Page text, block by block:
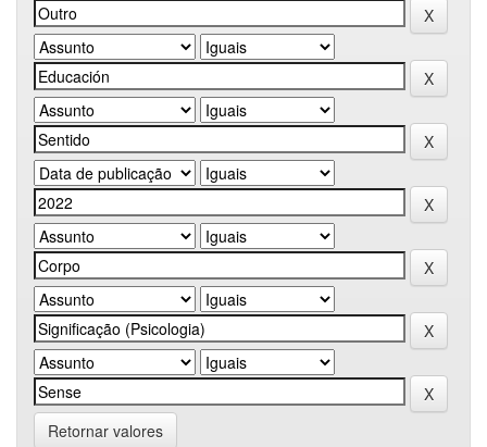
Retornar valores